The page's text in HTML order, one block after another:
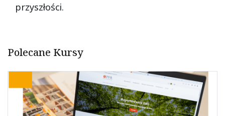
przyszłości.
Polecane Kursy